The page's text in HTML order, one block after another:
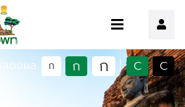
สดงผล ก ก ก | C C